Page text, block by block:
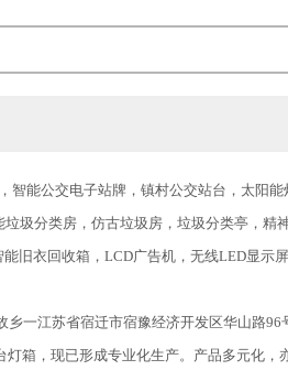
能公交电子站牌，镇村公交站台，太阳能
圾分类房，仿古垃圾房，垃圾分类亭，精
旧衣回收箱，LCD广告机，无线LED显示
一江苏省宿迁市宿豫经济开发区华山路96
箱，现已形成专业化生产。产品多元化，